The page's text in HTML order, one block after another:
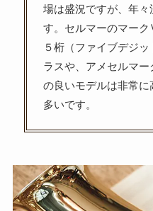
場は盛況ですが、年々
す。セルマーのマー
５桁（ファイブデジ
ラスや、アメセルマ
の良いモデルは非常
多いです。